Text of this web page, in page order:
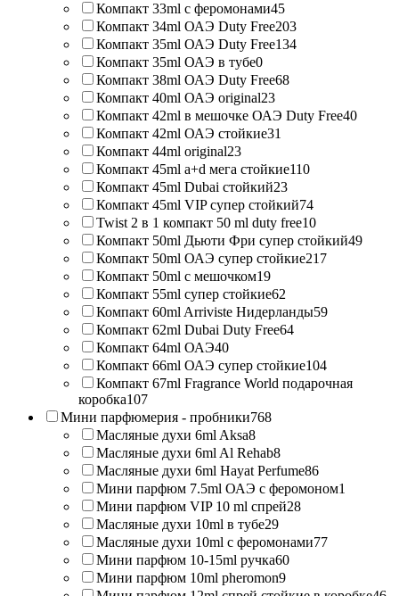
Компакт 33ml с феромонами45
Компакт 34ml ОАЭ Duty Free203
Компакт 35ml ОАЭ Duty Free134
Компакт 35ml ОАЭ в тубе0
Компакт 38ml ОАЭ Duty Free68
Компакт 40ml ОАЭ original23
Компакт 42ml в мешочке ОАЭ Duty Free40
Компакт 42ml ОАЭ стойкие31
Компакт 44ml original23
Компакт 45ml a+d мега стойкие110
Компакт 45ml Dubai стойкий23
Компакт 45ml VIP супер стойкий74
Twist 2 в 1 компакт 50 ml duty free10
Компакт 50ml Дьюти Фри супер стойкий49
Компакт 50ml ОАЭ супер стойкие217
Компакт 50ml с мешочком19
Компакт 55ml супер стойкие62
Компакт 60ml Arriviste Нидерланды59
Компакт 62ml Dubai Duty Free64
Компакт 64ml ОАЭ40
Компакт 66ml ОАЭ супер стойкие104
Компакт 67ml Fragrance World подарочная
коробка107
Мини парфюмерия - пробники768
Масляные духи 6ml Aksa8
Масляные духи 6ml Al Rehab8
Масляные духи 6ml Hayat Perfume86
Мини парфюм 7.5ml ОАЭ с феромоном1
Мини парфюм VIP 10 ml спрей28
Масляные духи 10ml в тубе29
Масляные духи 10ml с феромонами77
Мини парфюм 10-15ml ручка60
Мини парфюм 10ml pheromon9